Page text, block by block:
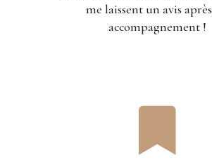
me laissent un avis
accompagnement !
